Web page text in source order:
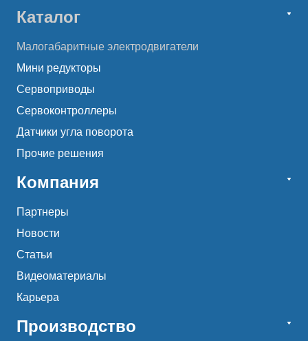
Каталог
Малогабаритные электродвигатели
Мини редукторы
Сервоприводы
Сервоконтроллеры
Датчики угла поворота
Прочие решения
Компания
Партнеры
Новости
Статьи
Видеоматериалы
Карьера
Производство